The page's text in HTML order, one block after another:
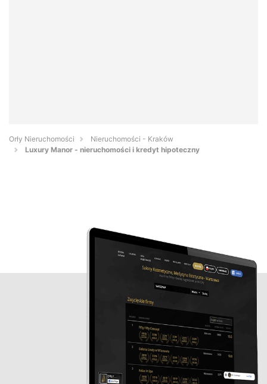
Orły Nieruchomości
Nieruchomości - Kraków
Luxury Manor - nieruchomości i kredyt hipoteczny